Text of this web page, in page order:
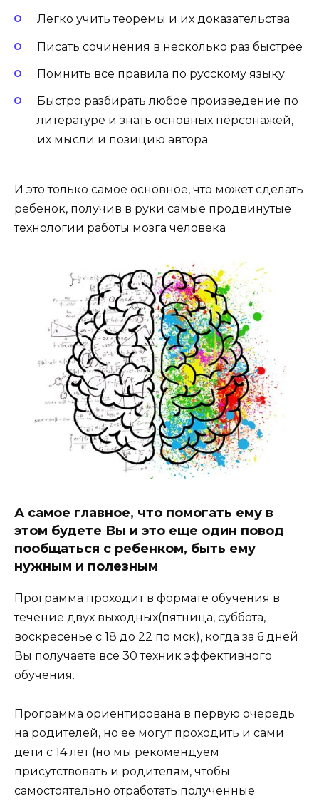
Легко учить теоремы и их доказательства
Писать сочинения в несколько раз быстрее
Помнить все правила по русскому языку
Быстро разбирать любое произведение по
литературе и знать основных персонажей,
их мысли и позицию автора
И это только самое основное, что может сделать
ребенок, получив в руки самые продвинутые
технологии работы мозга человека
А самое главное, что помогать ему в
этом будете Вы и это еще один повод
пообщаться с ребенком, быть ему
нужным и полезным
Программа проходит в формате обучения в
течение двух выходных(пятница, суббота,
воскресенье с 18 до 22 по мск), когда за 6 дней
Вы получаете все 30 техник эффективного
обучения.
Программа ориентирована в первую очередь
на родителей, но ее могут проходить и сами
дети с 14 лет (но мы рекомендуем
присутствовать и родителям, чтобы
самостоятельно отработать полученные